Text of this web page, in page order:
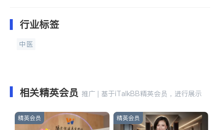
行业标签
中医
相关精英会员 推广 | 基于iTalkBB精英会员，进行展示
精英会员 精英会员